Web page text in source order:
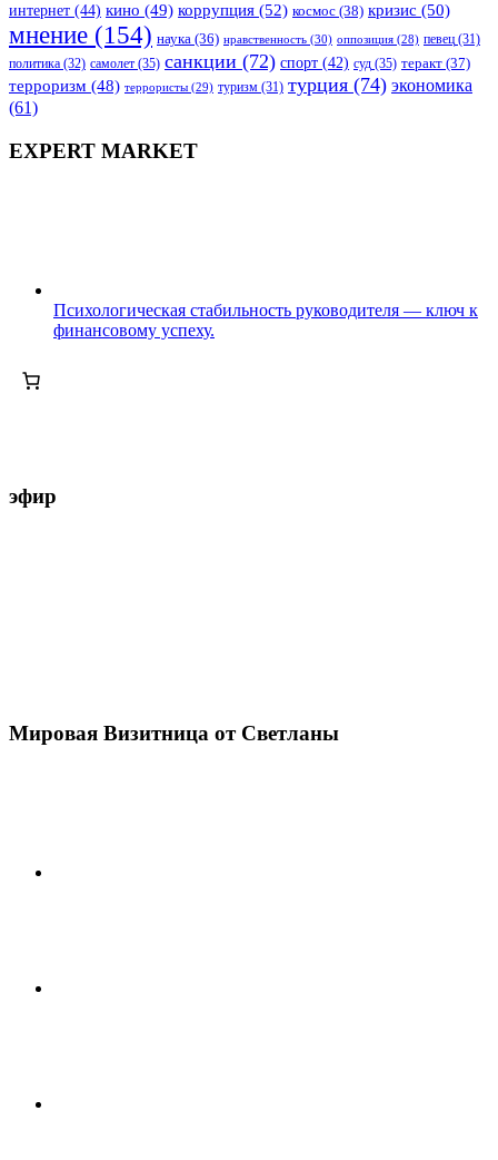
интернет (44) кино (49) коррупция (52) космос (38) кризис (50)
мнение (154) наука (36) нравственность (30) оппозиция (28) певец (31)
политика (32) самолет (35) санкции (72) спорт (42) суд (35) теракт (37)
терроризм (48) террористы (29) туризм (31) турция (74) экономика
(61)
EXPERT MARKET
Психологическая стабильность руководителя — ключ к
финансовому успеху.
эфир
Мировая Визитница от Светланы